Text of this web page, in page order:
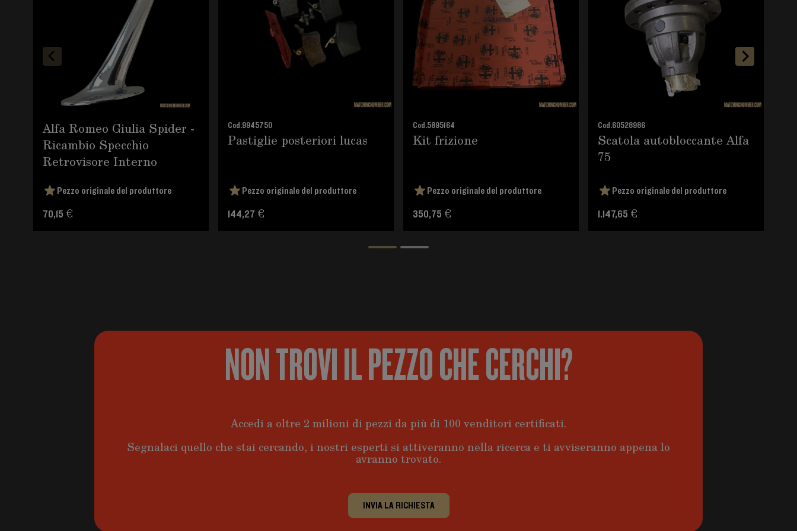
Alfa Romeo Giulia Spider -
Ricambio Specchio
Retrovisore Interno
Pezzo originale del produttore
70,15 €
Cod.9945750
Pastiglie posteriori lucas
Pezzo originale del produttore
144,27 €
Cod.5895164
Kit frizione
Pezzo originale del produttore
350,75 €
Cod.60528986
Scatola autobloccante Alfa
75
Pezzo originale del produttore
1.147,65 €
NON TROVI IL PEZZO CHE CERCHI?
Accedi a oltre 2 milioni di pezzi da più di 100 venditori certificati.
Segnalaci quello che stai cercando, i nostri esperti si attiveranno nella ricerca e ti avviseranno appena lo
avranno trovato.
INVIA LA RICHIESTA